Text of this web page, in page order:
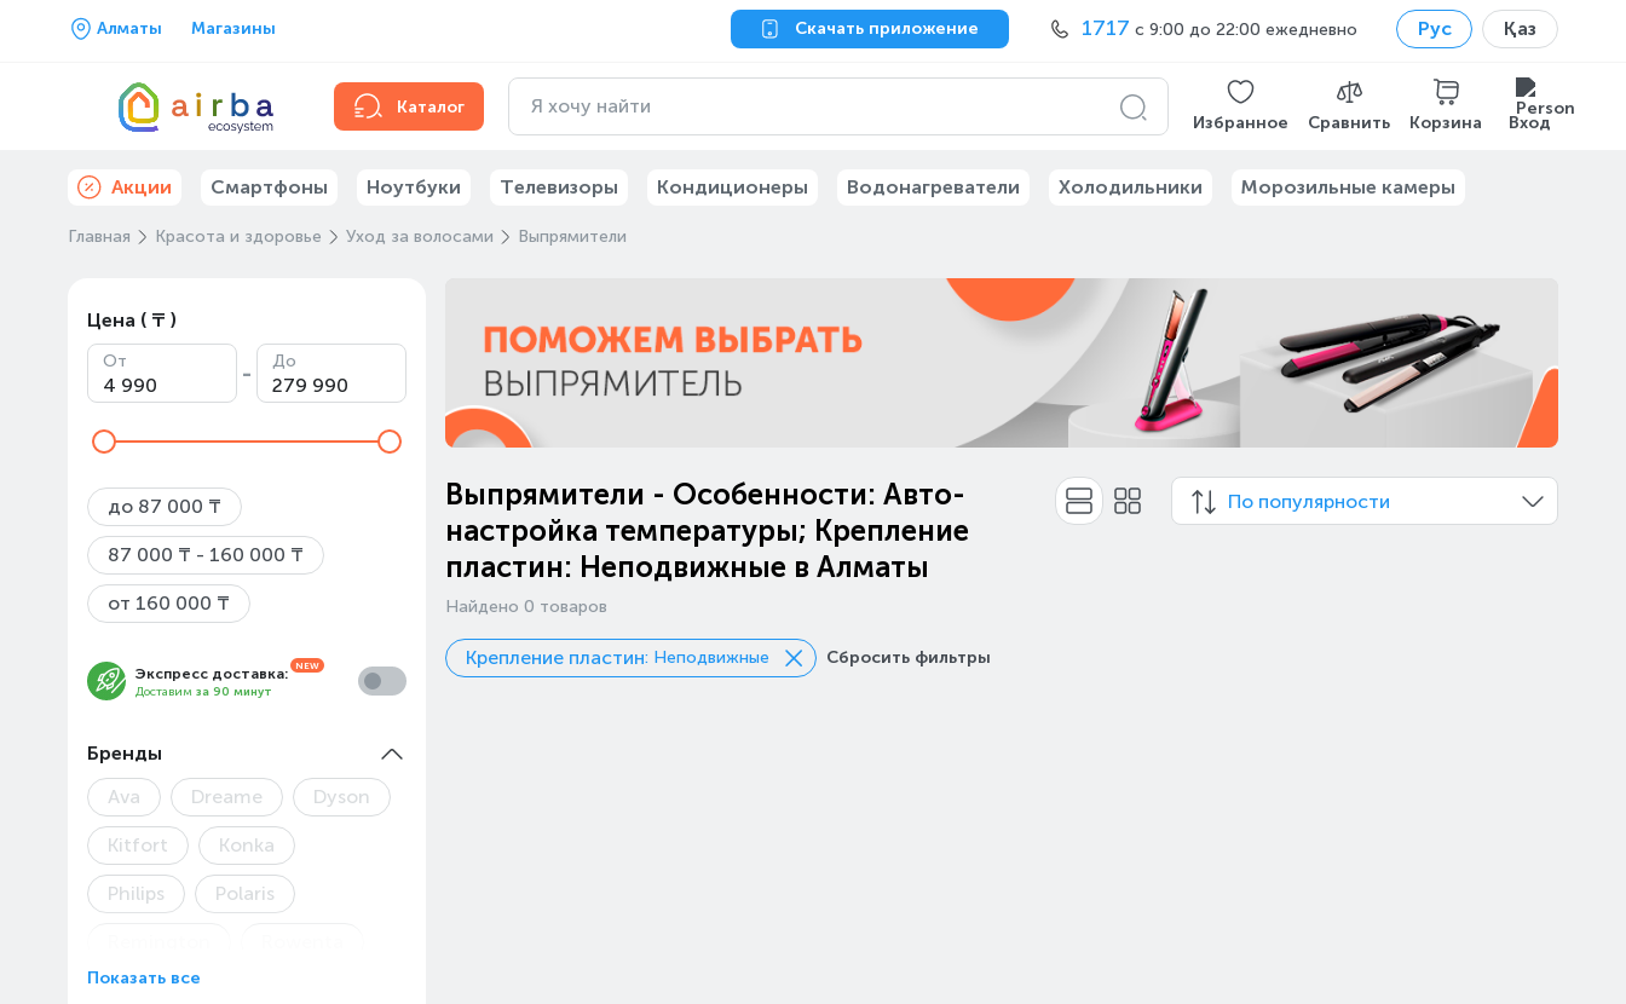
Алматы Магазины Скачать приложение 1717 с 9:00 до 22:00 ежедневно Рус Қаз
Каталог
Избранное Сравнить Корзина Вход
Акции Смартфоны Ноутбуки Телевизоры Кондиционеры Водонагреватели Холодильники Морозильные камеры
Главная Красота и здоровье Уход за волосами Выпрямители
Цена ( ₸ )
От - До
до 87 000 ₸
87 000 ₸ - 160 000 ₸
от 160 000 ₸
Экспресс доставка:
Доставим за 90 минут
Бренды
Ava
Dreame Dyson
Kitfort Konka
Philips Polaris
Показать все
Выпрямители - Особенности: Авто-
настройка температуры; Крепление
пластин: Неподвижные в Алматы
Найдено 0 товаров
По популярности
Крепление пластин: Неподвижные Сбросить фильтры